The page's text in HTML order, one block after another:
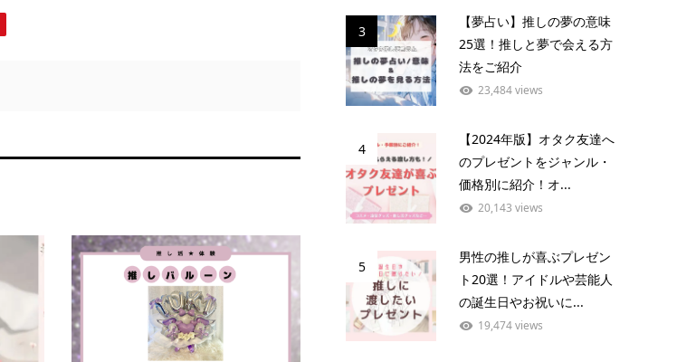
3
【夢占い】推しの夢の意味
25選！推しと夢で会える方
法をご紹介
23,484 views
4
【2024年版】オタク友達へ
のプレゼントをジャンル・
価格別に紹介！オ...
20,143 views
5
男性の推しが喜ぶプレゼン
ト20選！アイドルや芸能人
の誕生日やお祝いに...
19,474 views